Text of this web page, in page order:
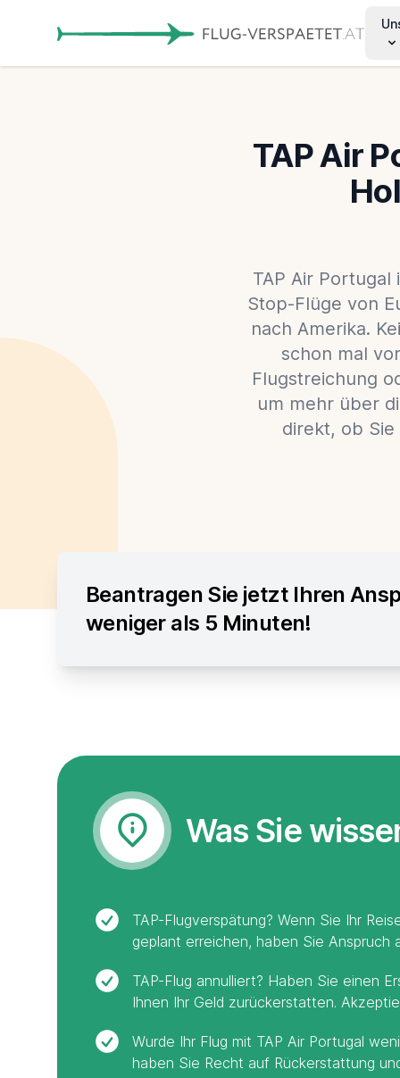
TAP Air
TAP Air
Stop-Flüge von
nach Amerika.
schon mal
Flugstreichung
um mehr über
direkt, ob
Beantragen Sie jetzt Ihren
weniger als 5 Minuten!
Was Sie
TAP-Flugverspätung? Wenn Sie Ihr
geplant erreichen, haben Sie Anspruch
TAP-Flug annulliert? Haben Sie einen
Ihnen Ihr Geld zurückerstatten.
Wurde Ihr Flug mit TAP Air Portugal
haben Sie Recht auf Rückerstattung